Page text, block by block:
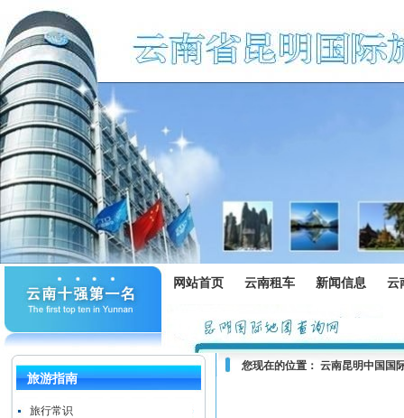
网站首页 云南租车 新闻信息 云
旅游指南
旅行常识
您现在的位置： 云南昆明中国国